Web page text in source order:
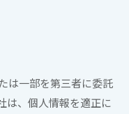
は一部を第三者に委託
は、個人情報を適正に